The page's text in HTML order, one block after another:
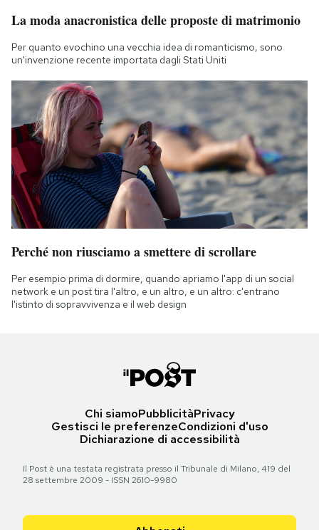
La moda anacronistica delle proposte di matrimonio
Per quanto evochino una vecchia idea di romanticismo, sono
un'invenzione recente importata dagli Stati Uniti
Perché non riusciamo a smettere di scrollare
Per esempio prima di dormire, quando apriamo l'app di un social
network e un post tira l'altro, e un altro, e un altro: c'entrano
l'istinto di sopravvivenza e il web design
Chi siamoPubblicitàPrivacy
Gestisci le preferenzeCondizioni d'uso
Dichiarazione di accessibilità
Il Post è una testata registrata presso il Tribunale di Milano, 419 del
28 settembre 2009 - ISSN 2610-9980